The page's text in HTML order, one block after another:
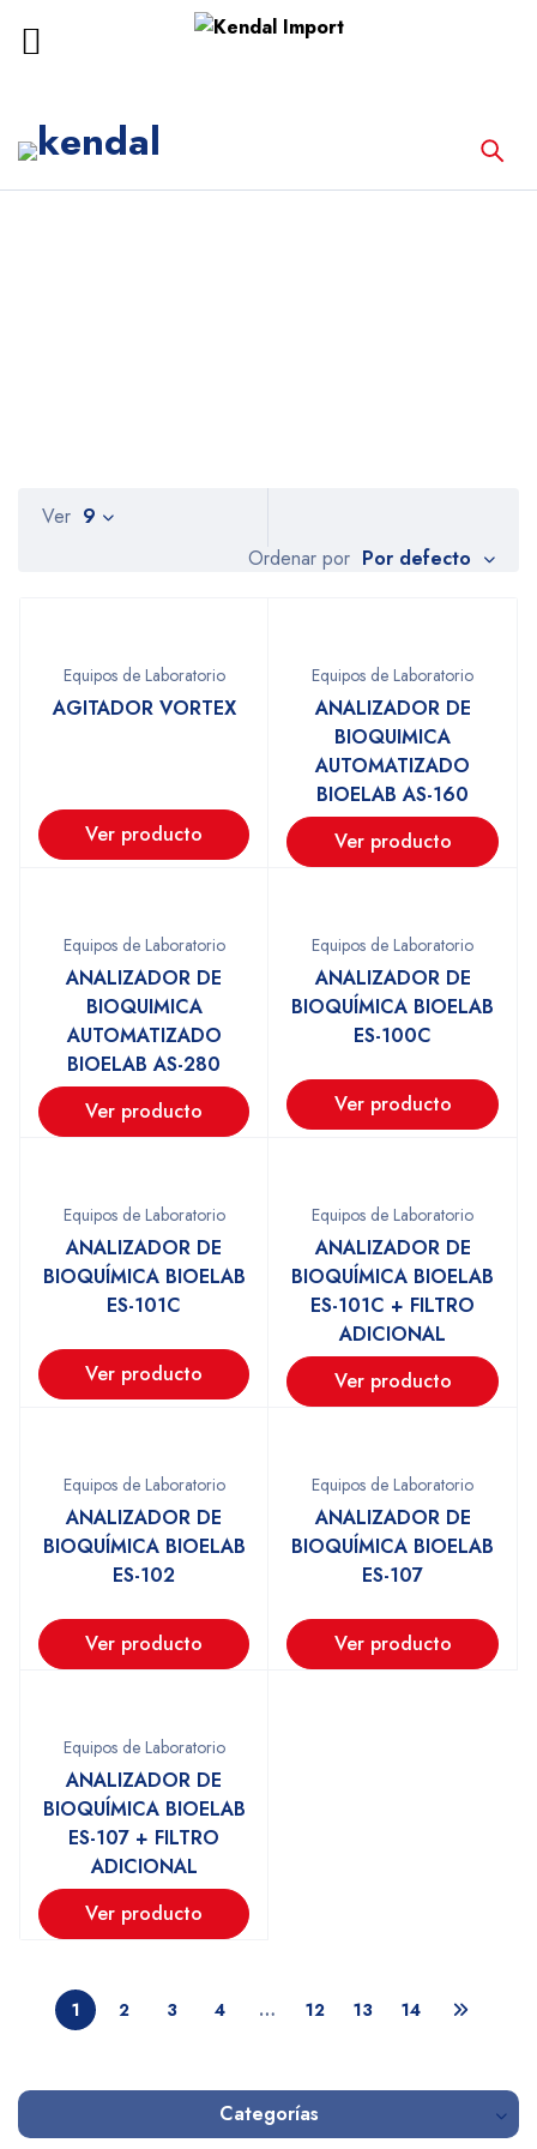
Categorías
Ordenar por Por defecto
Ver 9
Equipos de Laboratorio
AGITADOR VORTEX
Ver producto
Equipos de Laboratorio
ANALIZADOR DE
BIOQUIMICA
AUTOMATIZADO
BIOELAB AS-160
Ver producto
Equipos de Laboratorio
ANALIZADOR DE
BIOQUIMICA
AUTOMATIZADO
BIOELAB AS-280
Ver producto
Equipos de Laboratorio
ANALIZADOR DE
BIOQUÍMICA BIOELAB
ES-100C
Ver producto
Equipos de Laboratorio
ANALIZADOR DE
BIOQUÍMICA BIOELAB
ES-101C
Ver producto
Equipos de Laboratorio
ANALIZADOR DE
BIOQUÍMICA BIOELAB
ES-101C + FILTRO
ADICIONAL
Ver producto
Equipos de Laboratorio
ANALIZADOR DE
BIOQUÍMICA BIOELAB
ES-102
Ver producto
Equipos de Laboratorio
ANALIZADOR DE
BIOQUÍMICA BIOELAB
ES-107
Ver producto
Equipos de Laboratorio
ANALIZADOR DE
BIOQUÍMICA BIOELAB
ES-107 + FILTRO
ADICIONAL
Ver producto
1 2 3 4 … 12 13 14